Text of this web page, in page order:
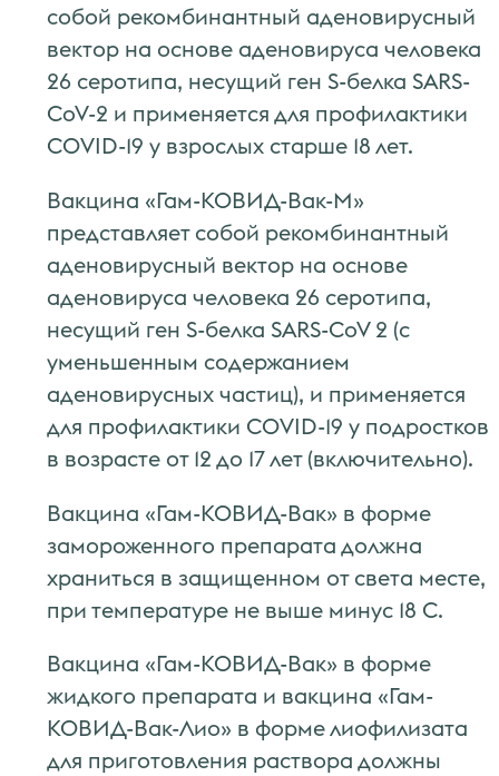
собой рекомбинантный аденовирусный
вектор на основе аденовируса человека
26 серотипа, несущий ген S-белка SARS-
CoV-2 и применяется для профилактики
COVID-19 у взрослых старше 18 лет.
Вакцина «Гам-КОВИД-Вак-М»
представляет собой рекомбинантный
аденовирусный вектор на основе
аденовируса человека 26 серотипа,
несущий ген S-белка SARS-CoV 2 (с
уменьшенным содержанием
аденовирусных частиц), и применяется
для профилактики COVID-19 у подростков
в возрасте от 12 до 17 лет (включительно).
Вакцина «Гам-КОВИД-Вак» в форме
замороженного препарата должна
храниться в защищенном от света месте,
при температуре не выше минус 18 C.
Вакцина «Гам-КОВИД-Вак» в форме
жидкого препарата и вакцина «Гам-
КОВИД-Вак-Лио» в форме лиофилизата
для приготовления раствора должны